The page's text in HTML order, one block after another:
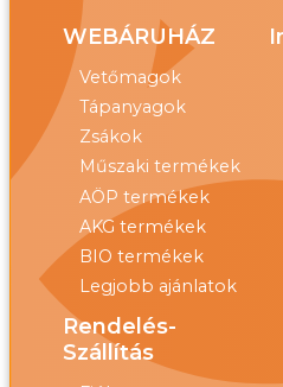
WEBÁRUHÁZ
Vetőmagok
Tápanyagok
Zsákok
Műszaki termékek
AÖP termékek
AKG termékek
BIO termékek
Legjobb ajánlatok
Rendelés-
Szállítás